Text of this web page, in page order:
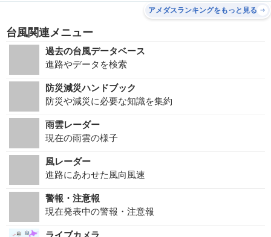
アメダスランキングをもっと見る
台風関連メニュー
過去の台風データベース
進路やデータを検索
防災減災ハンドブック
防災や減災に必要な知識を集約
雨雲レーダー
現在の雨雲の様子
風レーダー
進路にあわせた風向風速
警報・注意報
現在発表中の警報・注意報
ライブカメラ